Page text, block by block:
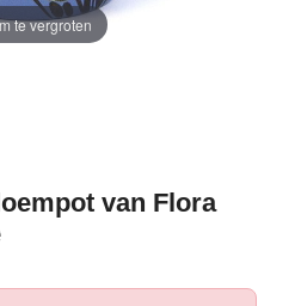
te vergroten
van Flora